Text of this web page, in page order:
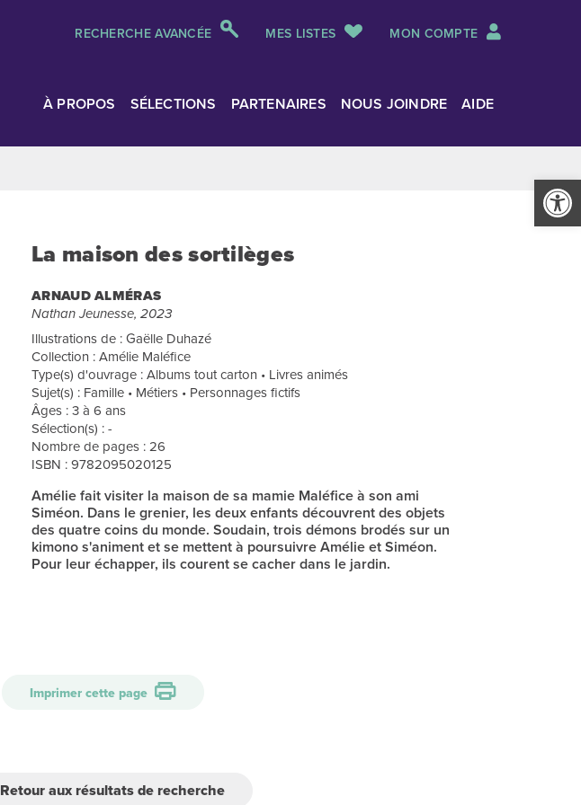
Ouvrir
RECHERCHE AVANCÉE MES LISTES MON COMPTE
À PROPOS SÉLECTIONS PARTENAIRES NOUS JOINDRE AIDE
La maison des sortilèges
ARNAUD ALMÉRAS
Nathan Jeunesse, 2023
Illustrations de : Gaëlle Duhazé
Collection : Amélie Maléfice
Type(s) d'ouvrage : Albums tout carton • Livres animés
Sujet(s) : Famille • Métiers • Personnages fictifs
Âges : 3 à 6 ans
Sélection(s) : -
Nombre de pages : 26
ISBN : 9782095020125
Amélie fait visiter la maison de sa mamie Maléfice à son ami
Siméon. Dans le grenier, les deux enfants découvrent des objets
des quatre coins du monde. Soudain, trois démons brodés sur un
kimono s'animent et se mettent à poursuivre Amélie et Siméon.
Pour leur échapper, ils courent se cacher dans le jardin.
Imprimer cette page
Retour aux résultats de recherche